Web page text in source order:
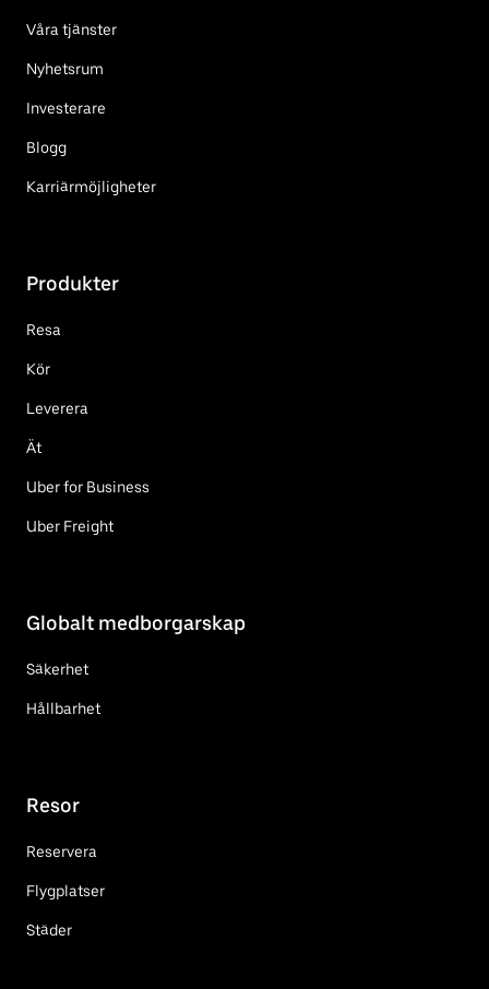
Våra tjänster
Nyhetsrum
Investerare
Blogg
Karriärmöjligheter
Produkter
Resa
Kör
Leverera
Ät
Uber for Business
Uber Freight
Globalt medborgarskap
Säkerhet
Hållbarhet
Resor
Reservera
Flygplatser
Städer